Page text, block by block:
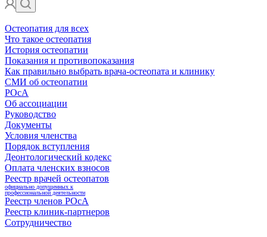
Остеопатия для всех
Что такое остеопатия
История остеопатии
Показания и противопоказания
Как правильно выбрать врача-остеопата и клинику
СМИ об остеопатии
РОсА
Об ассоциации
Руководство
Документы
Условия членства
Порядок вступления
Деонтологический кодекс
Оплата членских взносов
Реестр врачей остеопатов
официально допущенных к
профессиональной деятельности
Реестр членов РОсА
Реестр клиник-партнеров
Сотрудничество